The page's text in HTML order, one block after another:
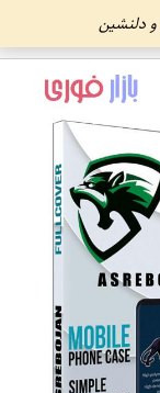
دلنشین